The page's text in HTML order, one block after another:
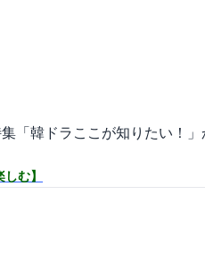
「韓ドラここが知りたい！」
む】